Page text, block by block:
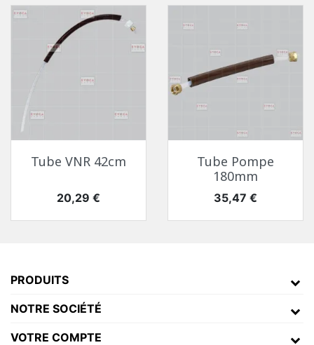
Console Café Necta Oblo
Pièces Détachées Distributeur Automatique
Tube VNR 42cm
Prix
20,29 €
Tube Pompe
180mm
Prix
35,47 €
PRODUITS
NOTRE SOCIÉTÉ
VOTRE COMPTE